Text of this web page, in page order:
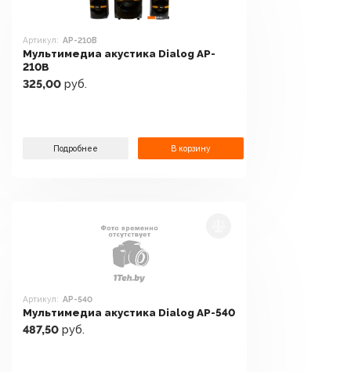
Артикул: AP-210B
Мультимедиа акустика Dialog AP-
210B
325,00 руб.
Подробнее В корзину
Артикул: AP-540
Мультимедиа акустика Dialog AP-540
487,50 руб.